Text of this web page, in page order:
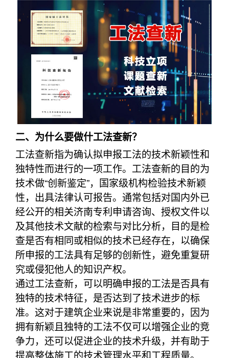
二、为什么要做什工法查新？
工法查新指为确认拟申报工法的技术新颖性和
独特性而进行的一项工作。工法查新的目的为
技术做“创新鉴定”，国家级机构检验技术新颖
性，出具法律认可报告。通常包括对国内外已
经公开的相关济南专利申请咨询、授权文件以
及其他技术文献的检索与对比分析，目的是检
查是否有相同或相似的技术已经存在，以确保
所申报的工法具有足够的创新性，避免重复研
究或侵犯他人的知识产权。
通过工法查新，可以明确申报的工法是否具有
独特的技术特征，是否达到了技术进步的标
准。这对于建筑企业来说是非常重要的，因为
拥有新颖且独特的工法不仅可以增强企业的竞
争力，还可以促进企业的技术升级，并有助于
提高整体施工的技术管理水平和工程质量。